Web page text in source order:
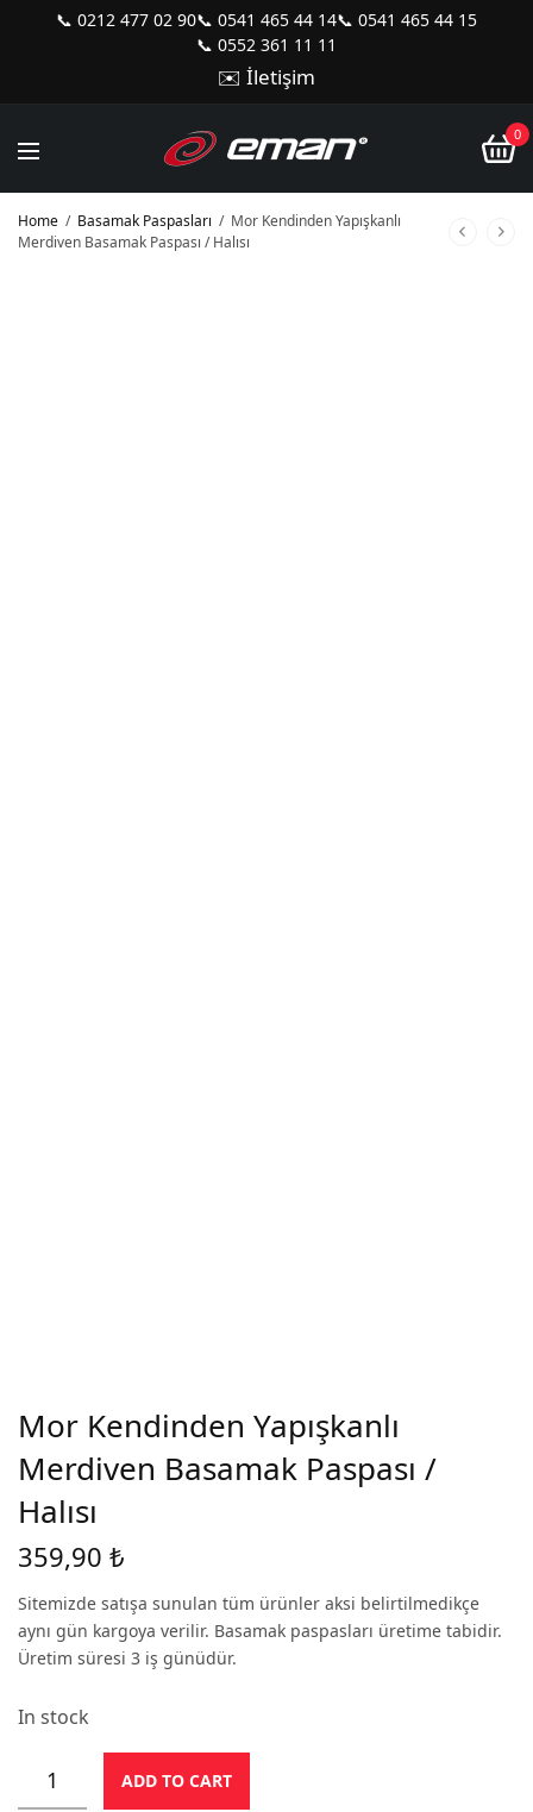
📞 0212 477 02 90📞 0541 465 44 14📞 0541 465 44 15
📞 0552 361 11 11
✉️ İletişim
0
Home / Basamak Paspasları / Mor Kendinden Yapışkanlı
Merdiven Basamak Paspası / Halısı
Mor Kendinden Yapışkanlı
Merdiven Basamak Paspası /
Halısı
359,90₺
Sitemizde satışa sunulan tüm ürünler aksi belirtilmedikçe
aynı gün kargoya verilir. Basamak paspasları üretime tabidir.
Üretim süresi 3 iş günüdür.
In stock
ADD TO CART